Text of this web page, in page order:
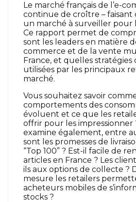
Le marché français de l’e-
continue de croître – faisant
un marché à surveiller pour
Ce rapport permet de
sont les leaders en matière
commerce et de la vente
France, et quelles stratégies
utilisées par les principaux
marché.
Vous souhaitez savoir
comportements des
évoluent et ce que les
offrir pour les impressionner
examine également, entre
sont les promesses de
“Top 100” ? Est-il facile de
articles en France ? Les
ils aux options de collecte ?
mesure les retailers
acheteurs mobiles de
stocks ?